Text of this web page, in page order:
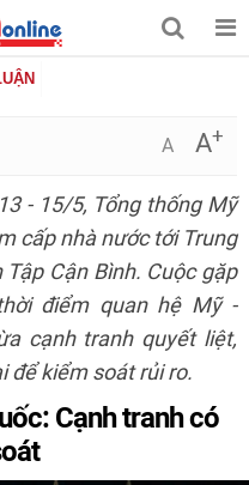
A A+
- 15/5, Tổng thống Mỹ
cấp nhà nước tới Trung
Cận Bình. Cuộc gặp
điểm quan hệ Mỹ -
cạnh tranh quyết liệt,
để kiểm soát rủi ro.
Cạnh tranh có